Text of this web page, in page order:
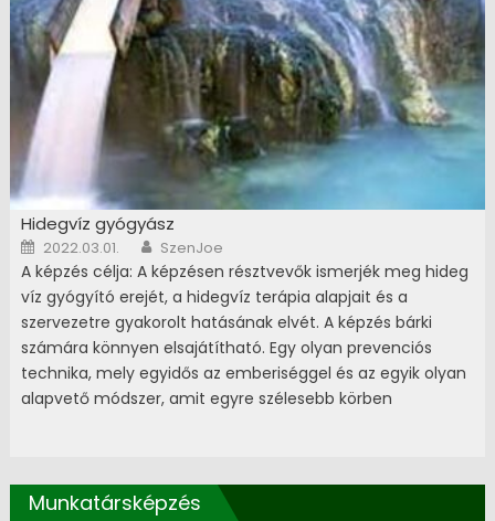
legsúlyosabb betegségből is felépülni, képes a
megelőzésre és öngyógyításra, ha megkapja a
feltételeket hozzá.
Hidegvíz gyógyász
Posted on
2022.03.01. Author
SzenJoe
A képzés célja: A képzésen résztvevők ismerjék meg hideg
víz gyógyító erejét, a hidegvíz terápia alapjait és a
szervezetre gyakorolt hatásának elvét. A képzés bárki
számára könnyen elsajátítható. Egy olyan prevenciós
technika, mely egyidős az emberiséggel és az egyik olyan
alapvető módszer, amit egyre szélesebb körben
történik és online vagy személyes vizsgával zárul (igény
Munkatársképzés